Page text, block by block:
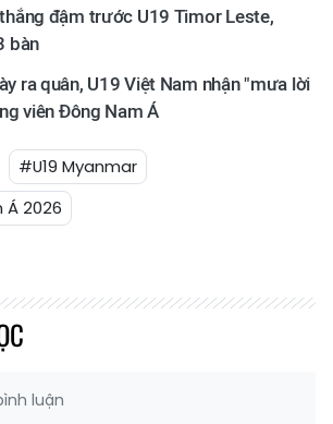
đậm trước U19 Timor Leste,
bàn
ra quân, U19 Việt Nam nhận "mưa lời
viên Đông Nam Á
#U19 Myanmar
Á 2026